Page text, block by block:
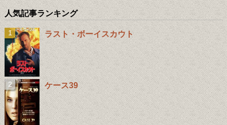
人気記事ランキング
ラスト・ボーイスカウト
ケース39